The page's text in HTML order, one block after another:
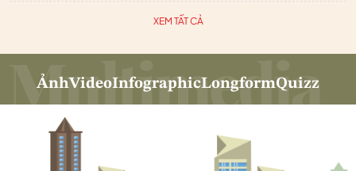
XEM TẤT CẢ
ẢnhVideoInfographicLongformQuizz